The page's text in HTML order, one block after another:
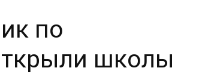
по
школы